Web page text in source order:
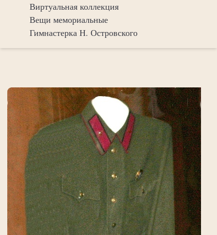
Виртуальная коллекция
Вещи мемориальные
Гимнастерка Н. Островского